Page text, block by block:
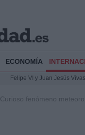
ECONOMÍA
Felipe VI y Juan Jesús
El Rey de España
Curioso fenómeno